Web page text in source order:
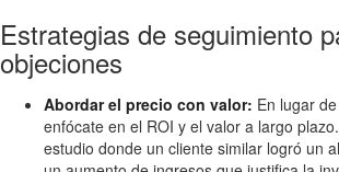
Estrategias de seguimiento
objeciones
Abordar el precio con valor: En lugar
enfócate en el ROI y el valor a largo
estudio donde un cliente similar logró un